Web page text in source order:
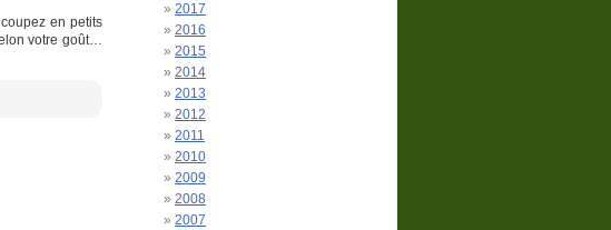
en petits
votre goût…
2017
2016
2015
2014
2013
2012
2011
2010
2009
2008
2007